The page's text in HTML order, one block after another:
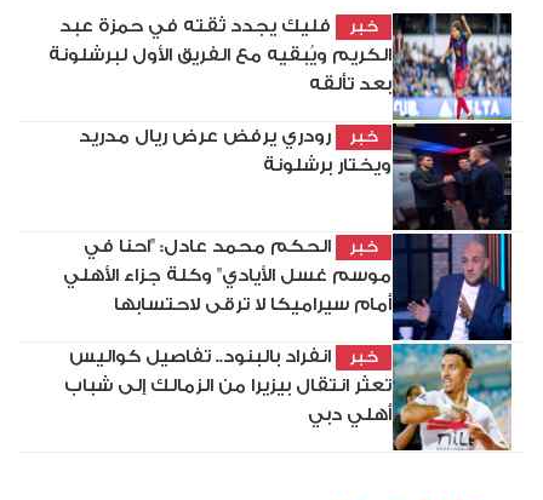
خبر
فليك يجدد ثقته في حمزة عبد
الكريم ويُبقيه مع الفريق الأول لبرشلونة
بعد تألقه
خبر
رودري يرفض عرض ريال مدريد
ويختار برشلونة
خبر
الحكم محمد عادل: "احنا في
موسم غسل الأيادي" وكلة جزاء الأهلي
أمام سيراميكا لا ترقى لاحتسابها
خبر
انفراد بالبنود.. تفاصيل كواليس
تعثر انتقال بيزيرا من الزمالك إلى شباب
أهلي دبي